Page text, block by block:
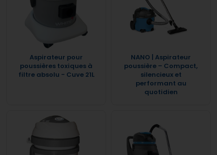
Aspirateur pour
poussières toxiques à
filtre absolu - Cuve 21L
NANO | Aspirateur
poussière – Compact,
silencieux et
performant au
quotidien